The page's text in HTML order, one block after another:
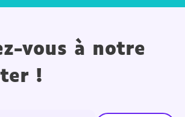
vous à notre
!